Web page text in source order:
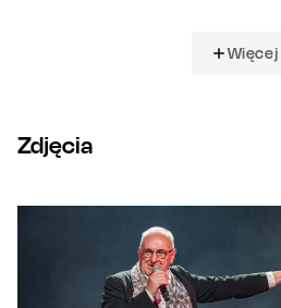
Więcej
Zdjęcia